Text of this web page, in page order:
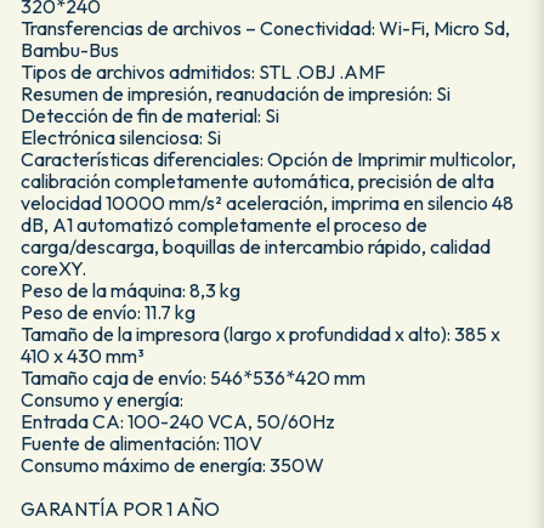
320*240
Transferencias de archivos – Conectividad: Wi-Fi, Micro Sd,
Bambu-Bus
Tipos de archivos admitidos: STL .OBJ .AMF
Resumen de impresión, reanudación de impresión: Si
Detección de fin de material: Si
Electrónica silenciosa: Si
Características diferenciales: Opción de Imprimir multicolor,
calibración completamente automática, precisión de alta
velocidad 10000 mm/s² aceleración, imprima en silencio 48
dB, A1 automatizó completamente el proceso de
carga/descarga, boquillas de intercambio rápido, calidad
coreXY.
Peso de la máquina: 8,3 kg
Peso de envío: 11.7 kg
Tamaño de la impresora (largo x profundidad x alto): 385 x
410 x 430 mm³
Tamaño caja de envío: 546*536*420 mm
Consumo y energía:
Entrada CA: 100-240 VCA, 50/60Hz
Fuente de alimentación: 110V
Consumo máximo de energía: 350W
GARANTÍA POR 1 AÑO